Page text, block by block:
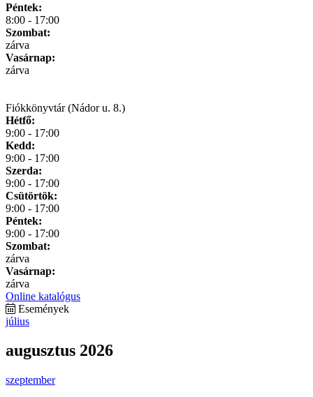
Péntek:
8:00 - 17:00
Szombat:
zárva
Vasárnap:
zárva
Fiókkönyvtár (Nádor u. 8.)
Hétfő:
9:00 - 17:00
Kedd:
9:00 - 17:00
Szerda:
9:00 - 17:00
Csütörtök:
9:00 - 17:00
Péntek:
9:00 - 17:00
Szombat:
zárva
Vasárnap:
zárva
Online katalógus
Események
július
augusztus 2026
szeptember